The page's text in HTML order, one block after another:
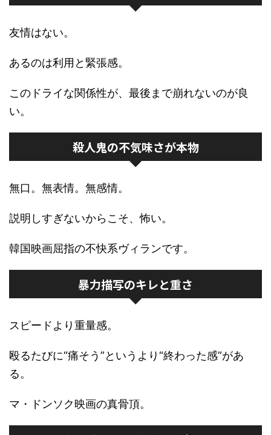
友情はない。
あるのは利用と緊張感。
このドライな関係性が、最後まで崩れないのが良
い。
殺人鬼の不気味さが本物
無口。無表情。無感情。
説明しすぎないからこそ、怖い。
韓国映画屈指の不快系ヴィランです。
暴力描写のキレと重さ
スピードより重量感。
殴るたびに“痛そう”というより“終わった感”があ
る。
マ・ドンソク映画の真骨頂。